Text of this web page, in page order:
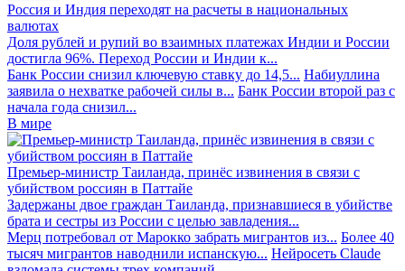
Россия и Индия переходят на расчеты в национальных
валютах
Доля рублей и рупий во взаимных платежах Индии и России
достигла 96%. Переход России и Индии к...
Банк России снизил ключевую ставку до 14,5... Набиуллина
заявила о нехватке рабочей силы в... Банк России второй раз с
начала года снизил...
В мире
Премьер-министр Таиланда, принёс извинения в связи с
убийством россиян в Паттайе
Задержаны двое граждан Таиланда, признавшиеся в убийстве
брата и сестры из России с целью завладения...
Мерц потребовал от Марокко забрать мигрантов из... Более 40
тысяч мигрантов наводнили испанскую... Нейросеть Claude